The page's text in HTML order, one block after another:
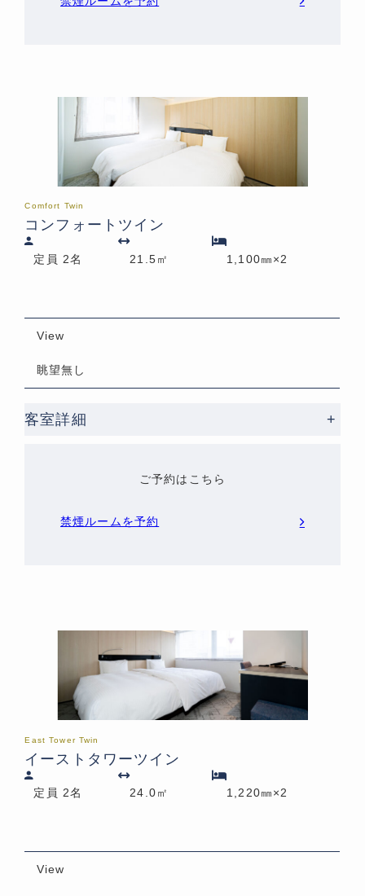
Comfort Twin
コンフォートツイン
定員 2名 21.5㎡ 1,100㎜×2
View
眺望無し
客室詳細 +
ご予約はこちら
禁煙ルームを予約
East Tower Twin
イーストタワーツイン
定員 2名 24.0㎡ 1,220㎜×2
View